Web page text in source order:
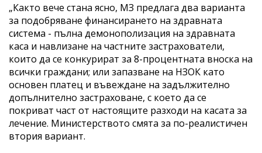
„Както вече стана ясно, МЗ предлага два варианта
за подобряване финансирането на здравната
система - пълна демонополизация на здравната
каса и навлизане на частните застрахователи,
които да се конкурират за 8-процентната вноска на
всички граждани; или запазване на НЗОК като
основен платец и въвеждане на задължително
допълнително застраховане, с което да се
покриват част от настоящите разходи на касата за
лечение. Министерството смята за по-реалистичен
втория вариант.